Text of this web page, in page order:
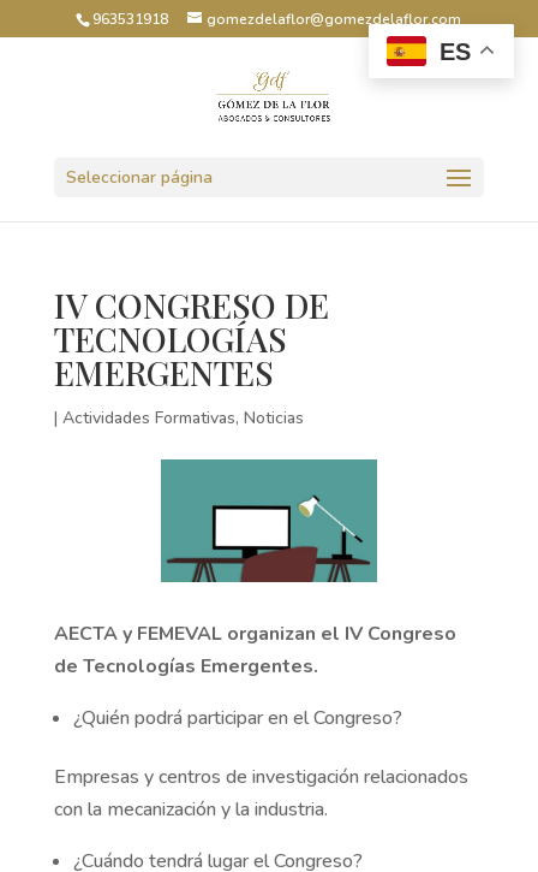
963531918 gomezdelaflor@gomezdelaflor.com
Seleccionar página
IV CONGRESO DE
TECNOLOGÍAS
EMERGENTES
| Actividades Formativas, Noticias
AECTA y FEMEVAL organizan el IV Congreso
de Tecnologías Emergentes.
¿Quién podrá participar en el Congreso?
Empresas y centros de investigación relacionados
con la mecanización y la industria.
¿Cuándo tendrá lugar el Congreso?
ES